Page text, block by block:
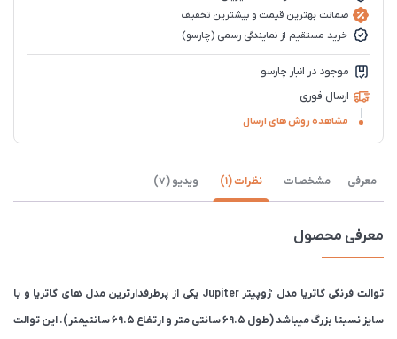
ضمانت بهترین قیمت و بیشترین تخفیف
خرید مستقیم از نمایندگی رسمی (چارسو)
موجود در انبار چارسو
ارسال فوری
مشاهده روش های ارسال
معرفی مشخصات نظرات (1) ویدیو (7)
معرفی محصول
توالت فرنگی گاتریا مدل ژوپیتر Jupiter یکی از پرطرفدارترین مدل های گاتریا و با
سایز نسبتا بزرگ میباشد (طول ۶۹.۵ سانتی متر و ارتفاع ۶۹.۵ سانتیمتر). این توالت